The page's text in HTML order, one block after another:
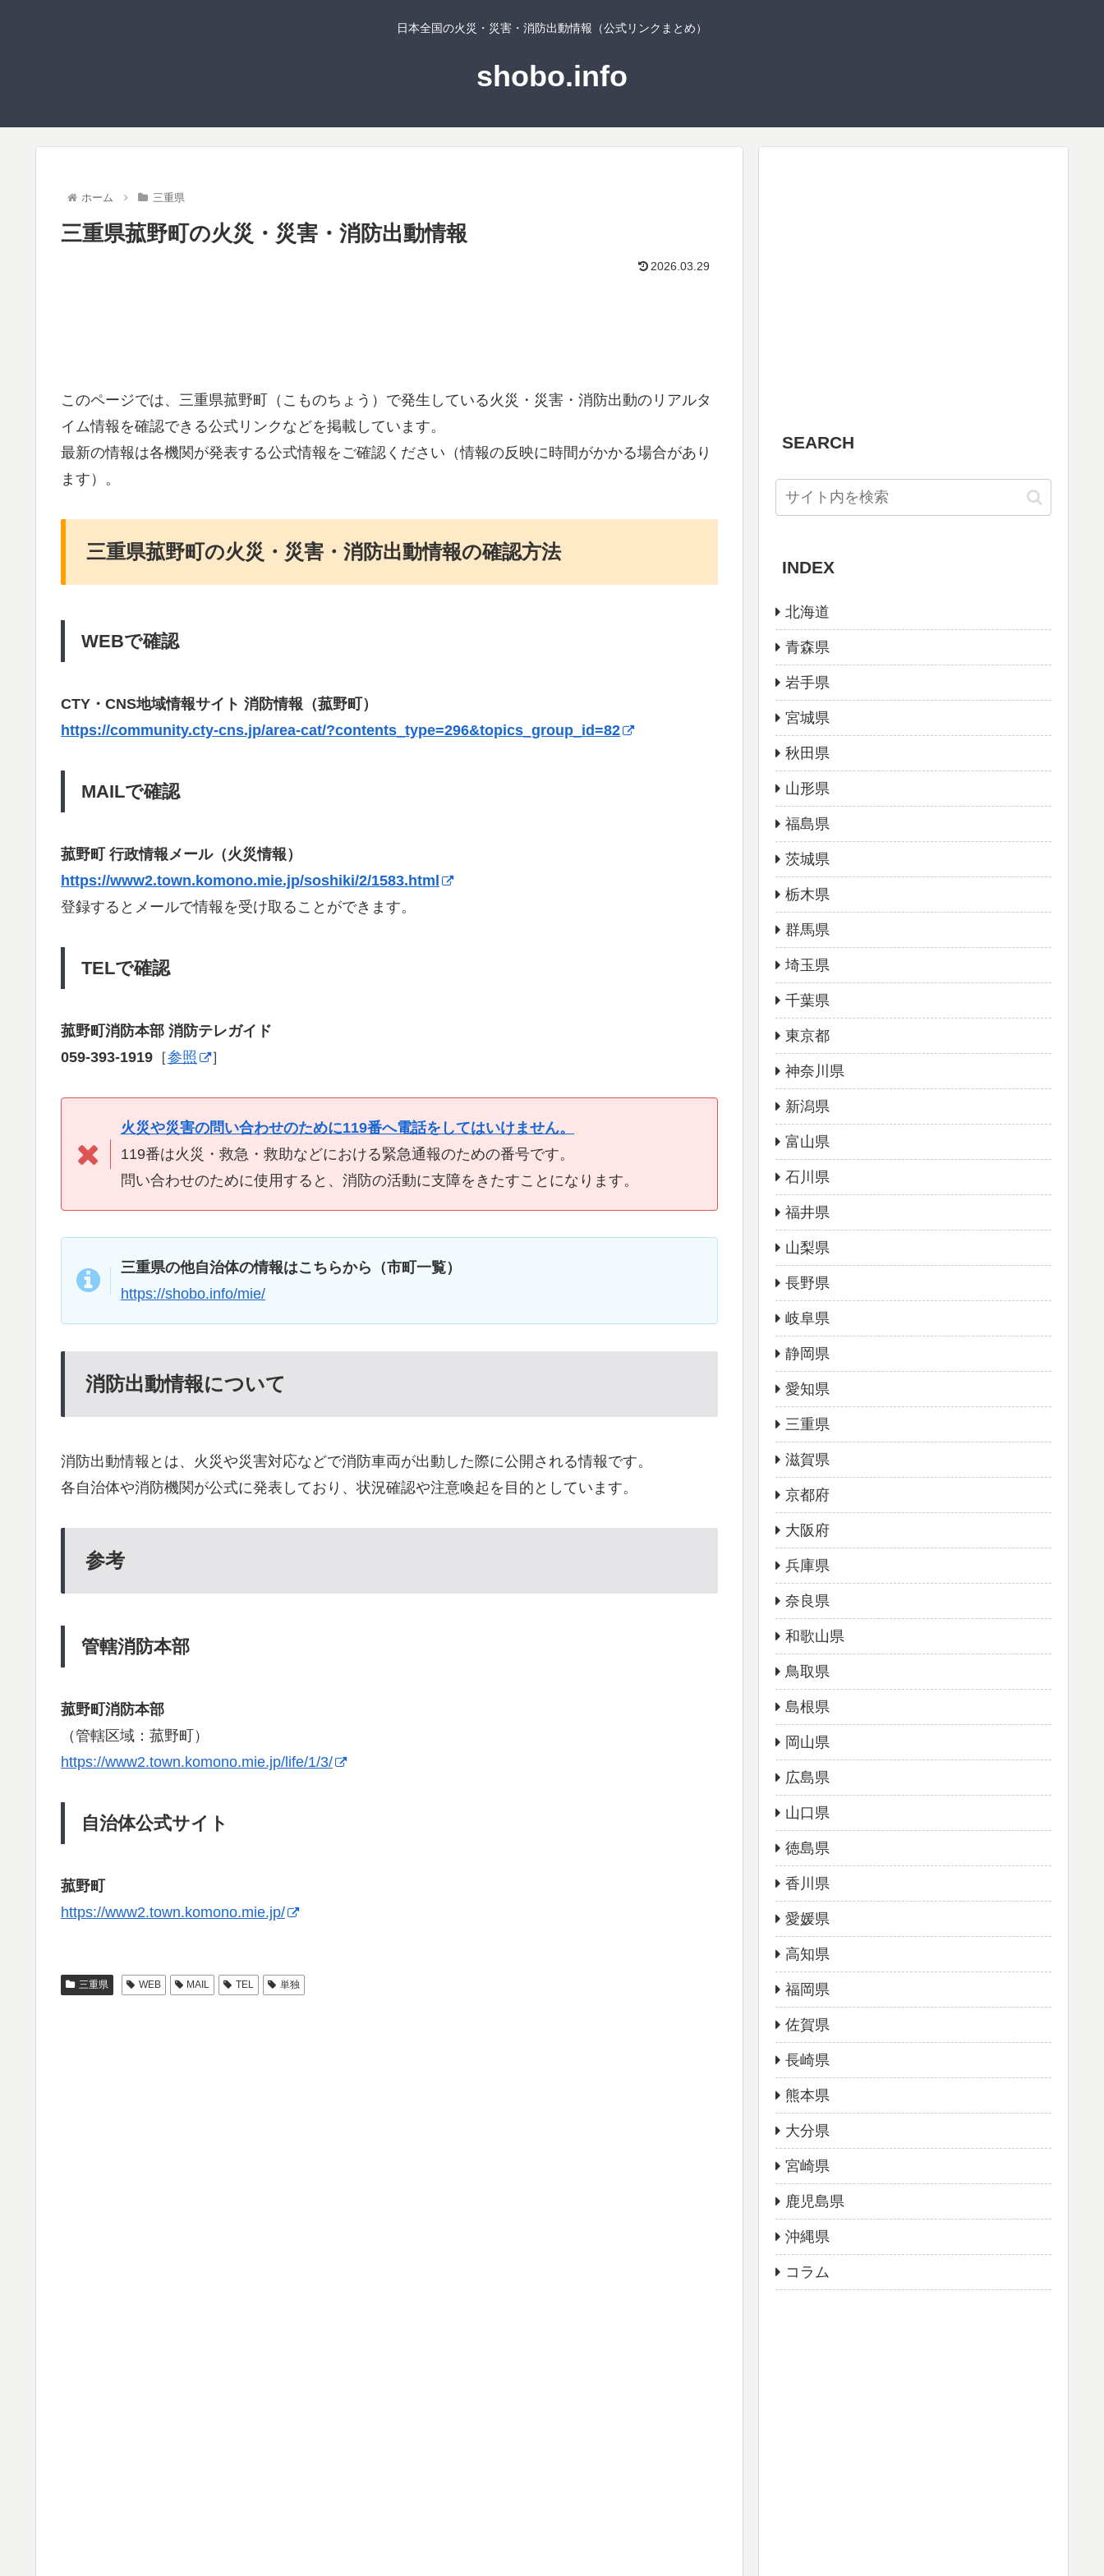
日本全国の火災・災害・消防出動情報（公式リンクまとめ）
shobo.info
ホーム 三重県
三重県菰野町の火災・災害・消防出動情報
2026.03.29
このページでは、三重県菰野町（こものちょう）で発生している火災・災害・消防出動のリアルタ
イム情報を確認できる公式リンクなどを掲載しています。
最新の情報は各機関が発表する公式情報をご確認ください（情報の反映に時間がかかる場合があり
ます）。
三重県菰野町の火災・災害・消防出動情報の確認方法
WEBで確認
CTY・CNS地域情報サイト 消防情報（菰野町）
https://community.cty-cns.jp/area-cat/?contents_type=296&topics_group_id=82
MAILで確認
菰野町 行政情報メール（火災情報）
https://www2.town.komono.mie.jp/soshiki/2/1583.html
登録するとメールで情報を受け取ることができます。
TELで確認
菰野町消防本部 消防テレガイド
059-393-1919 ［参照 ］
火災や災害の問い合わせのために119番へ電話をしてはいけません。
119番は火災・救急・救助などにおける緊急通報のための番号です。
問い合わせのために使用すると、消防の活動に支障をきたすことになります。
三重県の他自治体の情報はこちらから（市町一覧）
https://shobo.info/mie/
消防出動情報について
消防出動情報とは、火災や災害対応などで消防車両が出動した際に公開される情報です。
各自治体や消防機関が公式に発表しており、状況確認や注意喚起を目的としています。
参考
管轄消防本部
菰野町消防本部
（管轄区域：菰野町）
https://www2.town.komono.mie.jp/life/1/3/
自治体公式サイト
菰野町
https://www2.town.komono.mie.jp/
三重県 WEB MAIL TEL 単独
SEARCH
INDEX
北海道
青森県
岩手県
宮城県
秋田県
山形県
福島県
茨城県
栃木県
群馬県
埼玉県
千葉県
東京都
神奈川県
新潟県
富山県
石川県
福井県
山梨県
長野県
岐阜県
静岡県
愛知県
三重県
滋賀県
京都府
大阪府
兵庫県
奈良県
和歌山県
鳥取県
島根県
岡山県
広島県
山口県
徳島県
香川県
愛媛県
高知県
福岡県
佐賀県
長崎県
熊本県
大分県
宮崎県
鹿児島県
沖縄県
コラム